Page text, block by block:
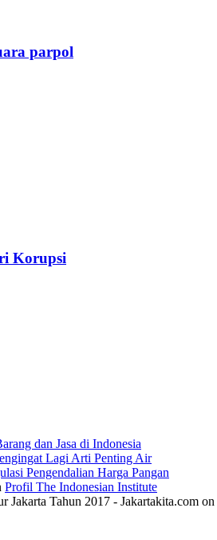
parpol
Korupsi
dan Jasa di Indonesia
Lagi Arti Penting Air
Pengendalian Harga Pangan
Profil The Indonesian Institute
Tahun 2017 - Jakartakita.com on